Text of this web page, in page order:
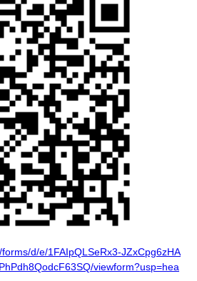
d/e/1FAIpQLSeRx3-JZxCpg6zHA
viewform?usp=hea